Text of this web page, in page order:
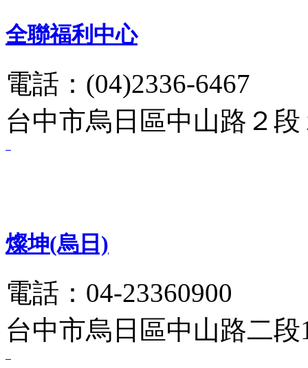
全聯福利中心
電話：(04)2336-6467
台中市烏日區中山路２段
燦坤(烏日)
電話：04-23360900
台中市烏日區中山路二段